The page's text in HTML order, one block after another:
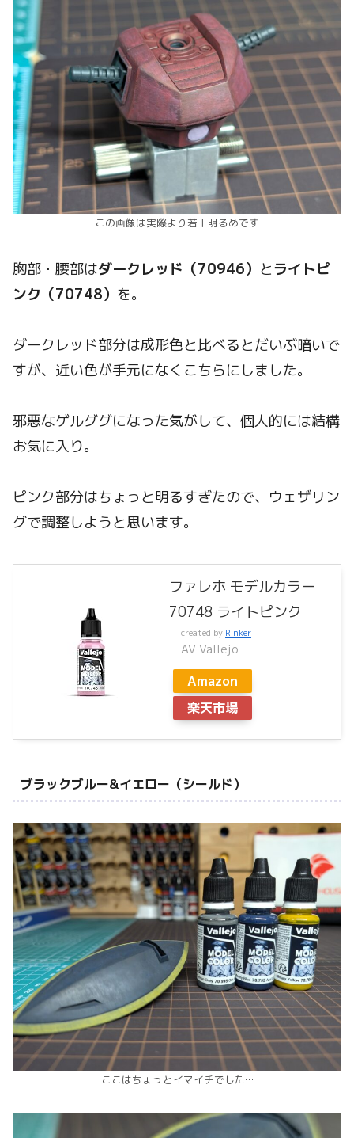
この画像は実際より若干明るめです
胸部・腰部はダークレッド（70946） とライトピ
ンク（70748） を。
ダークレッド部分は成形色と比べるとだいぶ暗いで
すが、近い色が手元になくこちらにしました。
邪悪なゲルググになった気がして、個人的には結構
お気に入り。
ピンク部分はちょっと明るすぎたので、ウェザリン
グで調整しようと思います。
ファレホ モデルカラー
70748 ライトピンク
created by Rinker
AV Vallejo
Amazon
楽天市場
ブラックブルー&イエロー（シールド）
ここはちょっとイマイチでした…